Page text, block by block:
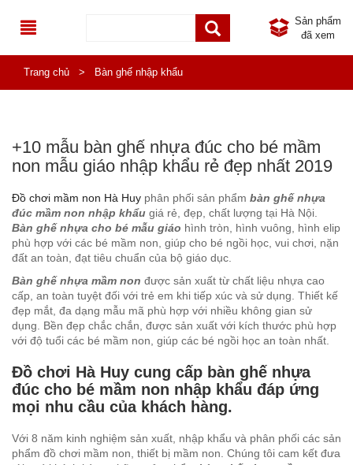
Sản phẩm
đã xem
TRANG CHỦ
ĐỒ CHƠI NGOÀI TRỜI
NHÀ KHỐI LIÊN HOÀN NGOÀI TRỜI
THÚ NHÚN LÒ XO CHO BÉ
THANG LEO CẦU TRƯỢT NGOÀI TRỜI
XÍCH ĐU MẦM NON
CẦU TRƯỢT BỂ BƠI
THANG LEO VẬN ĐỘNG THỂ CHẤT
ĐU QUAY, MÂM QUAY CHO BÉ
TB THỂ THAO NGOÀI TRỜI
THIẾT BỊ THỂ THAO NGOÀI TRỜI PHỔ THÔNG
KHU VUI CHƠI LIÊN HOÀN
PHỤ KIỆN NHÀ LIÊN HOÀN
BÀN GHẾ NHẬP KHẨU
GIÁ ĐỂ ĐỒ CHƠI, GIÁ PHƠI NHẬP KHẨU
CẦU TRƯỢT, XÍCH ĐU
NHÀ CHƠI CHO BÉ
BỂ BÓNG CHO BÉ
NỘI THẤT MẦM NON
BÀN GHẾ MẦM NON
GIƯỜNG NGỦ MẦM NON
BẢNG, GIÁ VẼ, HÀNG RÀO
TỦ, GIÁ, KỆ MẦM NON BẰNG GỖ TỰ NHIÊN
THIẾT BỊ INOX MẦM NON
BÌNH ĐỰNG, BÌNH Ủ NƯỚC INOX
THIẾT BỊ INOX TRONG PHÒNG HỌC
THIẾT BỊ INOX TẠI NHÀ BẾP
ĐỒ CHƠI THEO THÔNG TƯ 02
SẢN PHẨM GIAO THÔNG CHO BÉ
GÓC XÂY DỰNG, LẮP GHÉP
MÔ HÌNH SÂN CHƠI
SẢN PHẨM MỚI
SẢN PHẨM KHUYẾN MÃI
TIN TỨC
CÔNG TRÌNH
HOẠT ĐỘNG TỪ THIỆN
HOẠT ĐỘNG CÔNG TY
TƯ VẤN SẢN PHẨM
GÓC MẸ VÀ BÉ
Trang chủ > Bàn ghế nhập khẩu
+10 mẫu bàn ghế nhựa đúc cho bé mầm
non mẫu giáo nhập khẩu rẻ đẹp nhất 2019
Đồ chơi mầm non Hà Huy phân phối sản phẩm bàn ghế nhựa
đúc mầm non nhập khẩu giá rẻ, đẹp, chất lượng tại Hà Nội.
Bàn ghế nhựa cho bé mẫu giáo hình tròn, hình vuông, hình elip
phù hợp với các bé mầm non, giúp cho bé ngồi học, vui chơi, nặn
đất an toàn, đạt tiêu chuẩn của bộ giáo dục.
Bàn ghế nhựa mầm non được sản xuất từ chất liệu nhựa cao
cấp, an toàn tuyệt đối với trẻ em khi tiếp xúc và sử dụng. Thiết kế
đẹp mắt, đa dạng mẫu mã phù hợp với nhiều không gian sử
dụng. Bền đẹp chắc chắn, được sản xuất với kích thước phù hợp
với độ tuổi các bé mầm non, giúp các bé ngồi học an toàn nhất.
Đồ chơi Hà Huy cung cấp bàn ghế nhựa
đúc cho bé mầm non nhập khẩu đáp ứng
mọi nhu cầu của khách hàng.
Với 8 năm kinh nghiệm sản xuất, nhập khẩu và phân phối các sản
phẩm đồ chơi mầm non, thiết bị mầm non. Chúng tôi cam kết đưa